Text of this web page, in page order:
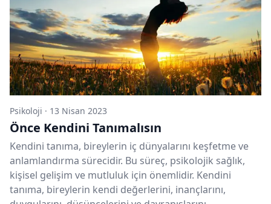
Psikoloji · 13 Nisan 2023
Önce Kendini Tanımalısın
Kendini tanıma, bireylerin iç dünyalarını keşfetme ve
anlamlandırma sürecidir. Bu süreç, psikolojik sağlık,
kişisel gelişim ve mutluluk için önemlidir. Kendini
tanıma, bireylerin kendi değerlerini, inançlarını,